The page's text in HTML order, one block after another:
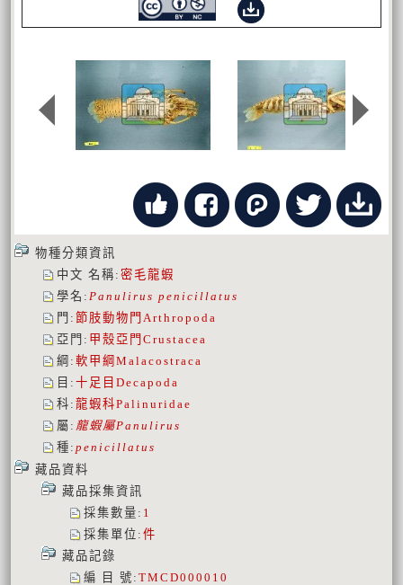
物種分類資訊
中文 名稱 : 密毛龍蝦
學名 : Panulirus penicillatus
門 : 節肢動物門 Arthropoda
亞門 : 甲殼亞門 Crustacea
綱 : 軟甲綱 Malacostraca
目 : 十足目 Decapoda
科 : 龍蝦科Palinuridae
屬 : 龍蝦屬Panulirus
種 : penicillatus
藏品資料
藏品採集資訊
採集數量 : 1
採集單位 : 件
藏品記錄
編 目 號 : TMCD000010